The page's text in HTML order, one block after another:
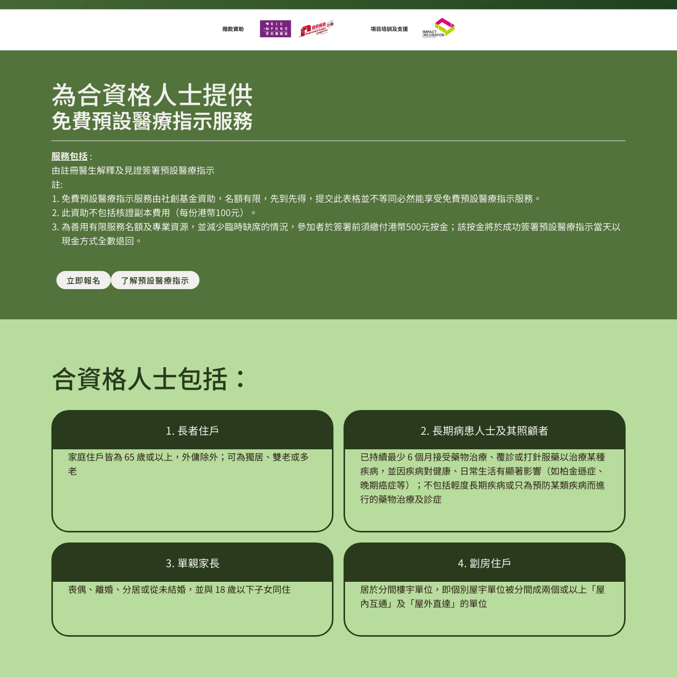
為合資格人士提供
免費預設醫療指示服務
服務包括:
由註冊醫生解釋及見證簽署預設醫療指示
註:
免費預設醫療指示服務由社創基金資助，名額有限，先到先得，提交此表格並不等同必然能享受免費預設醫療指示服務。
此資助不包括核證副本費用（每份港幣100元）。
為善用有限服務名額及專業資源，並減少臨時缺席的情況， 參加者於簽署前須繳付港幣500元按金； 該按金將於成功簽署預設醫療指示當天以
現金方式全數退回。
立即報名 了解預設醫療指示
合資格人士包括：
1. 長者住戶
家庭住戶皆為 65 歲或以上，外傭除外；可為獨居、雙老或多
老
2. 長期病患人士及其照顧者
已持續最少 6 個月接受藥物治療、覆診或打針服藥以治療某種
疾病，並因疾病對健康、日常生活有顯著影響（如柏金遜症、
晚期癌症等）；不包括輕度長期疾病或只為預防某類疾病而進
行的藥物治療及診症
3. 單親家長
喪偶、離婚、分居或從未結婚，並與 18 歲以下子女同住
4. 劏房住戶
居於分間樓宇單位，即個別屋宇單位被分間成兩個或以上「屋
內互通」及「屋外直達」的單位